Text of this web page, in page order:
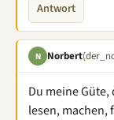
Antwort
N Norbert
Du meine
lesen,